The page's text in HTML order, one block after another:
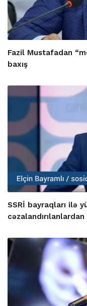
Fazil Mustafadan
baxış
SSRİ bayraqları ilə